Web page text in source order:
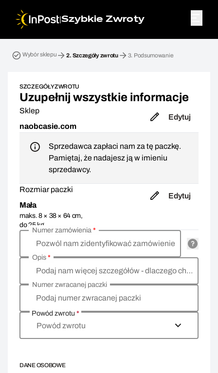
|Szybkie Zwroty
Wybór sklepu 2. Szczegóły zwrotu 3. Podsumowanie
SZCZEGÓŁY ZWROTU
Uzupełnij wszystkie informacje
Sklep
naobcasie.com
Edytuj
Sprzedawca zapłaci nam za tę paczkę.
Pamiętaj, że nadajesz ją w imieniu
sprzedawcy.
Rozmiar paczki
Mała
maks. 8 × 38 × 64 cm,
do 25 kg
Edytuj
Pozwól nam zidentyfikować zamówienie
Numer zamówienia*
Podaj nam więcej szczegółów - dlaczego chcesz zwrócić towar, co jest powodem?
Opis*
Podaj numer zwracanej paczki
Numer zwracanej paczki
Powód zwrotu*
Powód zwrotu
DANE OSOBOWE